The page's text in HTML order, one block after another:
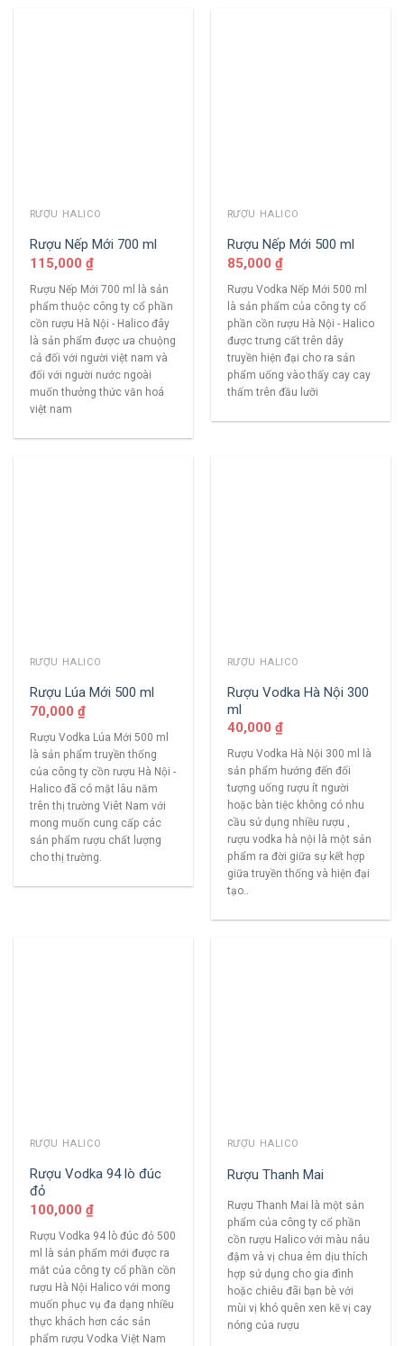
RƯỢU HALICO
Rượu Nếp Mới 700 ml
115,000 ₫
Rượu Nếp Mới 700 ml là sản
phẩm thuộc công ty cổ phần
cồn rượu Hà Nội - Halico đây
là sản phẩm được ưa chuộng
cả đối với người việt nam và
đối với người nước ngoài
muốn thưởng thức văn hoá
việt nam
RƯỢU HALICO
Rượu Nếp Mới 500 ml
85,000 ₫
Rượu Vodka Nếp Mới 500 ml
là sản phẩm của công ty cổ
phần cồn rượu Hà Nội - Halico
được trưng cất trên dây
truyền hiện đại cho ra sản
phẩm uống vào thấy cay cay
thấm trên đầu lưỡi
RƯỢU HALICO
Rượu Lúa Mới 500 ml
70,000 ₫
Rượu Vodka Lúa Mới 500 ml
là sản phẩm truyền thống
của công ty cồn rượu Hà Nội -
Halico đã có mặt lâu năm
trên thị trường Viêt Nam với
mong muốn cung cấp các
sản phẩm rượu chất lượng
cho thị trường.
RƯỢU HALICO
Rượu Vodka Hà Nội 300
ml
40,000 ₫
Rượu Vodka Hà Nội 300 ml là
sản phẩm hướng đến đối
tượng uống rượu ít người
hoặc bàn tiệc không có nhu
cầu sử dụng nhiều rượu ,
rượu vodka hà nội là một sản
phẩm ra đời giữa sự kết hợp
giữa truyền thống và hiện đại
tạo..
RƯỢU HALICO
Rượu Vodka 94 lò đúc
đỏ
100,000 ₫
Rượu Vodka 94 lò đúc đỏ 500
ml là sản phẩm mới được ra
mắt của công ty cổ phần cồn
rượu Hà Nội Halico với mong
muốn phục vụ đa dạng nhiều
thực khách hơn các sản
phẩm rượu Vodka Việt Nam
RƯỢU HALICO
Rượu Thanh Mai
Rượu Thanh Mai là một sản
phẩm của công ty cổ phần
cồn rượu Halico với màu nâu
đậm và vị chua êm dịu thích
hợp sử dụng cho gia đình
hoặc chiêu đãi bạn bè với
mùi vị khó quên xen kẽ vị cay
nóng của rượu